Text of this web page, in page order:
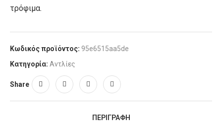
τρόφιμα.
Κωδικός προϊόντος: 95e6515aa5de
Κατηγορία: Αντλίες
Share
ΠΕΡΙΓΡΑΦΉ